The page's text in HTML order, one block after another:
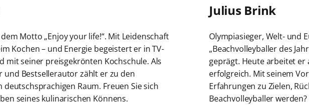
Motto „Enjoy your life!“. Mit Leidenschaft
Kochen – und Energie begeistert er in TV-
mit seiner preisgekrönten Kochschule. Als
Bestsellerautor zählt er zu den
Raum. Freuen Sie sich
seines kulinarischen Könnens.
Julius Brink
Olympiasieger, Welt- und
„Beachvolleyballer des
geprägt. Heute arbeitet er
erfolgreich. Mit seinem
Erfahrungen zu Zielen,
Beachvolleyballer